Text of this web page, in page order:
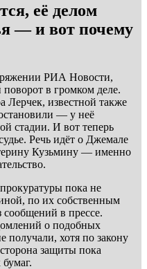
её делом
— и вот почему
РИА Новости,
в громком деле.
Лерчек, известной также
— у неё
стадии. И вот теперь
Речь идёт о Джемале
Кузьмину — именно
пока не
по их собственным
сообщений в прессе.
о подобных
получали, хотя по закону
защиты пока